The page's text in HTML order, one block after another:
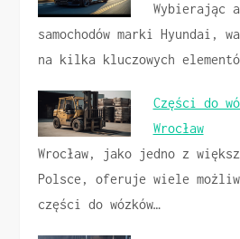
Wybierając
samochodów marki Hyundai,
na kilka kluczowych
Części do
Wrocław
Wrocław, jako jedno z
Polsce, oferuje wiele
części do wózków…